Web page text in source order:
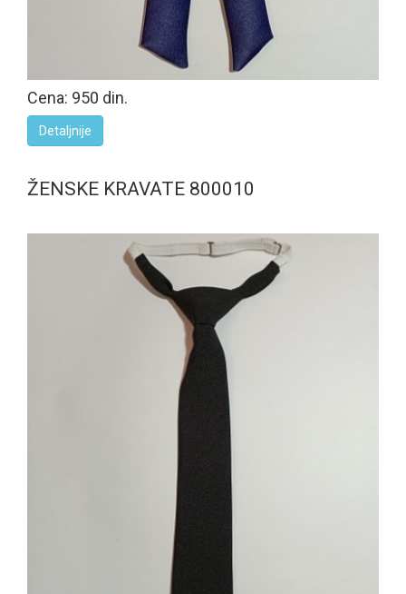
Cena: 950 din.
Detaljnije
ŽENSKE KRAVATE 800010